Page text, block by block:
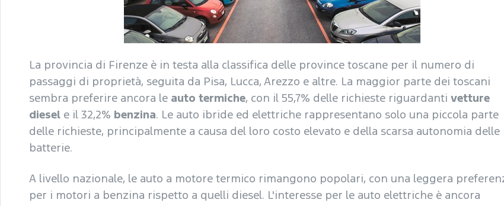
La provincia di Firenze è in testa alla classifica delle province toscane per il numero di
passaggi di proprietà, seguita da Pisa, Lucca, Arezzo e altre. La maggior parte dei toscani
sembra preferire ancora le auto termiche, con il 55,7% delle richieste riguardanti vetture
diesel e il 32,2% benzina. Le auto ibride ed elettriche rappresentano solo una piccola parte
delle richieste, principalmente a causa del loro costo elevato e della scarsa autonomia delle
batterie.
A livello nazionale, le auto a motore termico rimangono popolari, con una leggera
per i motori a benzina rispetto a quelli diesel. L'interesse per le auto elettriche è ancora